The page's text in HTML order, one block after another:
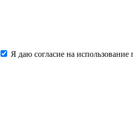
Я даю согласие на